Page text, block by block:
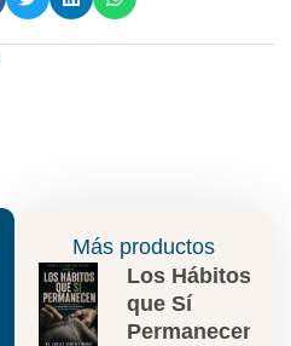
Más productos
Los Hábitos
que Sí
Permanecen